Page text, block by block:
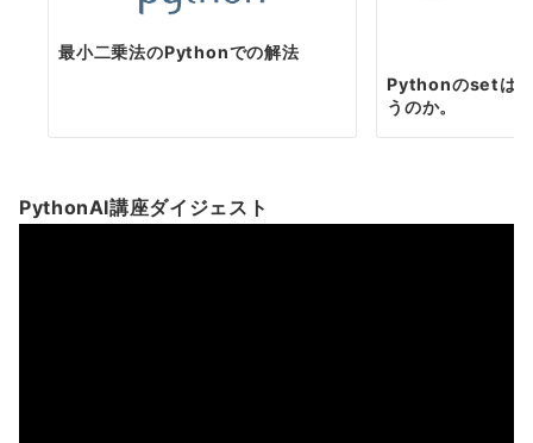
最小二乗法のPythonでの解法
Pythonのsetは
うのか。
PythonAI講座ダイジェスト